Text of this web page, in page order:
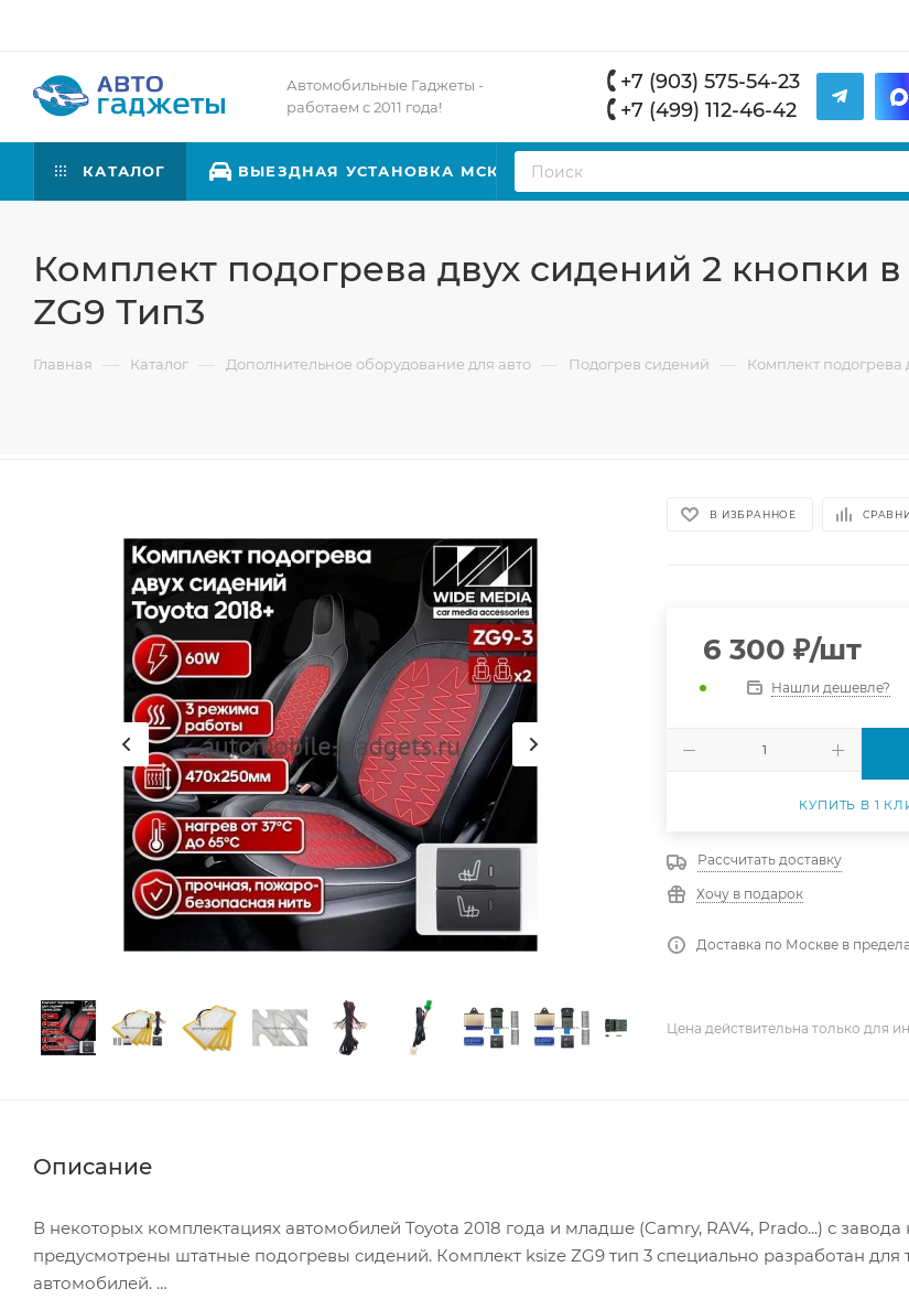
Автомобильные Гаджеты -
работаем с 2011 года!
+7 (903) 575-54-23
+7 (499) 112-46-42
КАТАЛОГ ВЫЕЗДНАЯ УСТАНОВКА МСК
Комплект подогрева двух сидений 2 кнопки в
ZG9 Тип3
Главная — Каталог — Дополнительное оборудование для авто — Подогрев сидений — Комплект подогрева
В ИЗБРАННОЕ
6 300 ₽/шт
Нашли дешевле?
КУПИТЬ В 1
Рассчитать доставку
Хочу в подарок
Доставка по Москве в
Цена действительна только для
Описание
В некоторых комплектациях автомобилей Toyota 2018 года и младше (Camry, RAV4, Prado...) с завода
предусмотрены штатные подогревы сидений. Комплект ksize ZG9 тип 3 специально разработан для
автомобилей.